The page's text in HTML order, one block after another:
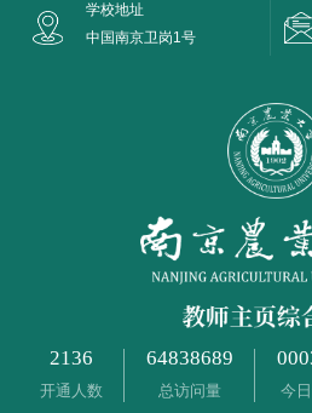
学校地址
中国南京卫岗1号
2136
开通人数
64838689
总访问量 今